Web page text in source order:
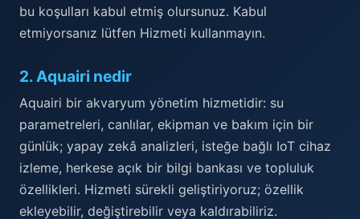
bu koşulları kabul etmiş olursunuz. Kabul
etmiyorsanız lütfen Hizmeti kullanmayın.
2. Aquairi nedir
Aquairi bir akvaryum yönetim hizmetidir: su
parametreleri, canlılar, ekipman ve bakım için bir
günlük; yapay zekâ analizleri, isteğe bağlı IoT cihaz
izleme, herkese açık bir bilgi bankası ve topluluk
özellikleri. Hizmeti sürekli geliştiriyoruz; özellik
ekleyebilir, değiştirebilir veya kaldırabiliriz.